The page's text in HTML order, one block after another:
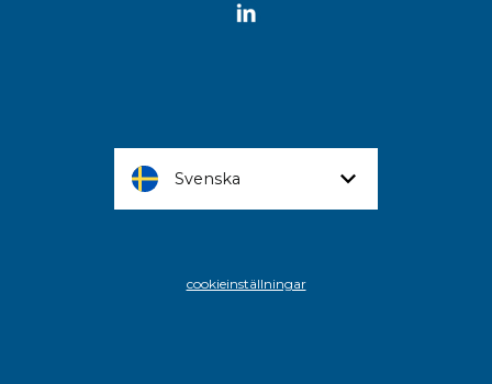
Svenska
cookieinställningar